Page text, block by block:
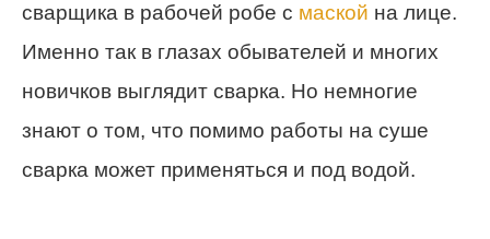
сварщика в рабочей робе с маской на лице.
Именно так в глазах обывателей и многих
новичков выглядит сварка. Но немногие
знают о том, что помимо работы на суше
сварка может применяться и под водой.